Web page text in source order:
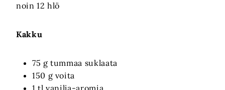
noin 12 hlö
Kakku
75 g tummaa suklaata
150 g voita